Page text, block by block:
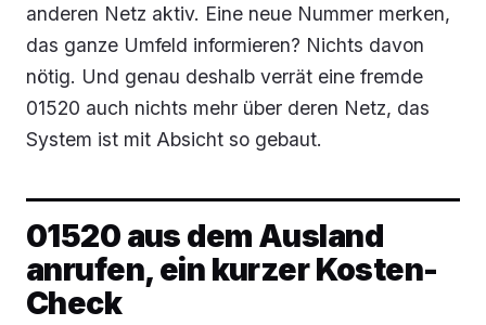
anderen Netz aktiv. Eine neue Nummer merken,
das ganze Umfeld informieren? Nichts davon
nötig. Und genau deshalb verrät eine fremde
01520 auch nichts mehr über deren Netz, das
System ist mit Absicht so gebaut.
01520 aus dem Ausland
anrufen, ein kurzer Kosten-
Check